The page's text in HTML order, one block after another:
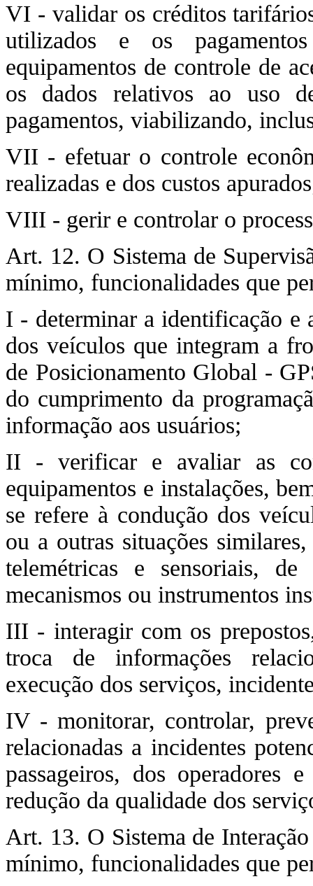
VI - validar os créditos
utilizados e os
equipamentos de controle de
os dados relativos ao uso
pagamentos, viabilizando,
VII - efetuar o controle
realizadas e dos custos
VIII - gerir e controlar o
Art. 12. O Sistema de
mínimo, funcionalidades que
I - determinar a identificação e
dos veículos que integram a
de Posicionamento Global -
do cumprimento da
informação aos usuários;
II - verificar e avaliar as
equipamentos e instalações,
se refere à condução dos
ou a outras situações
telemétricas e sensoriais,
mecanismos ou instrumentos
III - interagir com os
troca de informações
execução dos serviços,
IV - monitorar, controlar,
relacionadas a incidentes
passageiros, dos
redução da qualidade dos
Art. 13. O Sistema de
mínimo, funcionalidades que